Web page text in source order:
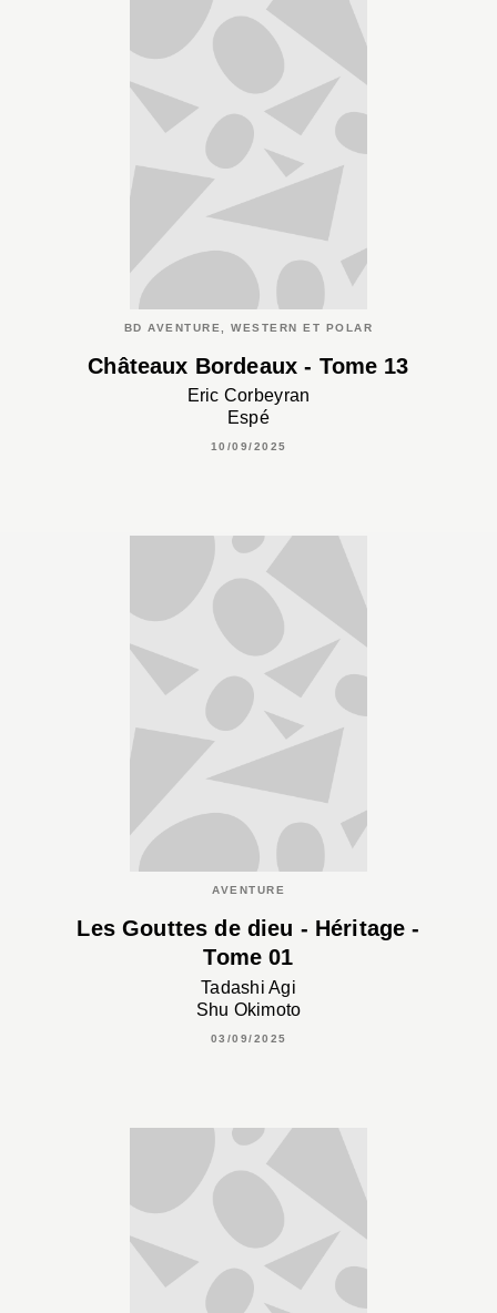
BD AVENTURE, WESTERN ET POLAR
Châteaux Bordeaux - Tome 13
Eric Corbeyran
Espé
10/09/2025
AVENTURE
Les Gouttes de dieu - Héritage -
Tome 01
Tadashi Agi
Shu Okimoto
03/09/2025